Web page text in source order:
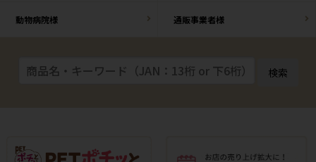
動物病院様 通販事業者様
検索